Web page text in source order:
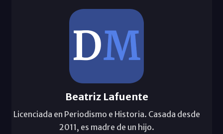
Beatriz Lafuente
Licenciada en Periodismo e Historia. Casada desde
2011, es madre de un hijo.